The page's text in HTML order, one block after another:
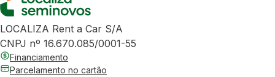
LOCALIZA Rent a Car S/A
CNPJ nº 16.670.085/0001-55
Financiamento
Parcelamento no cartão